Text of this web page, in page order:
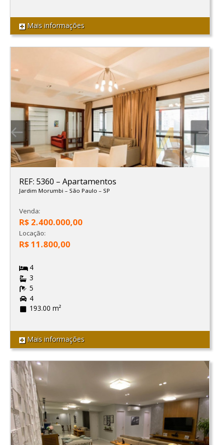
Mais informações
REF: 5360 – Apartamentos
Jardim Morumbi – São Paulo – SP
Venda:
R$ 2.400.000,00
Locação:
R$ 11.800,00
4
3
5
4
193.00 m²
Mais informações